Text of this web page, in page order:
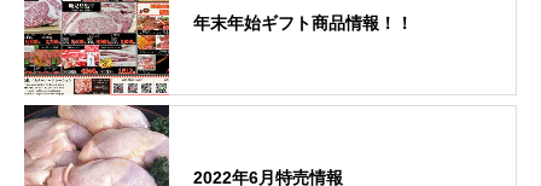
年末年始ギフト商品情報！！
2022年6月特売情報